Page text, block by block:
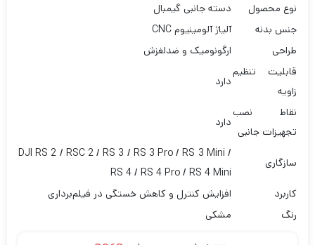
نوع محصول
دسته جانبی گیمبال
جنس بدنه
آلیاژ آلومینیوم CNC
طراحی
ارگونومیک و ضدلغزش
قابلیت تنظیم
زاویه
دارد
نقاط نصب
تجهیزات جانبی
دارد
سازگاری
DJI RS 2 / RSC 2 / RS 3 / RS 3 Pro / RS 3 Mini /
RS 4 / RS 4 Pro / RS 4 Mini
کاربرد
افزایش کنترل و کاهش خستگی در فیلم‌برداری
رنگ
مشکی